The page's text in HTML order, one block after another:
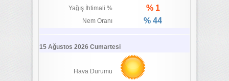
Yağış İhtimali % % 1
Nem Oranı % 44
15 Ağustos 2026 Cumartesi
Hava Durumu